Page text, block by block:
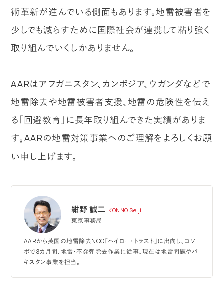
術革新が進んでいる側面もあります。地雷被害者を
少しでも減らすために国際社会が連携して粘り強く
取り組んでいくしかありません。
AARはアフガニスタン、カンボジア、ウガンダなどで
地雷除去や地雷被害者支援、地雷の危険性を伝え
る「回避教育」に長年取り組んできた実績がありま
す。AARの地雷対策事業へのご理解をよろしくお願
い申し上げます。
紺野 誠二 KONNO Seiji
東京事務局
AARから英国の地雷除去NGO「ヘイロー・トラスト」に出向し、コソ
ボで８カ月間、地雷・不発弾除去作業に従事。現在は地雷問題やパ
キスタン事業を担当。